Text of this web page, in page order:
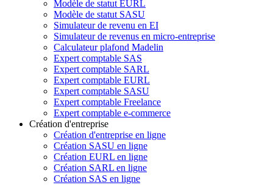
Modèle de statut EURL
Modèle de statut SASU
Simulateur de revenu en EI
Simulateur de revenus en micro-entreprise
Calculateur plafond Madelin
Expert comptable SAS
Expert comptable SARL
Expert comptable EURL
Expert comptable SASU
Expert comptable Freelance
Expert comptable e-commerce
Création d'entreprise
Création d'entreprise en ligne
Création SASU en ligne
Création EURL en ligne
Création SARL en ligne
Création SAS en ligne